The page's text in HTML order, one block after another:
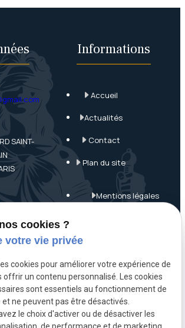
SAINT-
Informations
Accueil
Actualités
Contact
Plan du site
Mentions légales
A propos
avocat pénaliste à Paris 7, assure une
cookies ?
votre vie privée
cookies pour améliorer votre expérience de
offrir un contenu personnalisé. Les cookies
sont essentiels au fonctionnement de
et ne peuvent pas être désactivés.
le choix d'activer ou de désactiver les